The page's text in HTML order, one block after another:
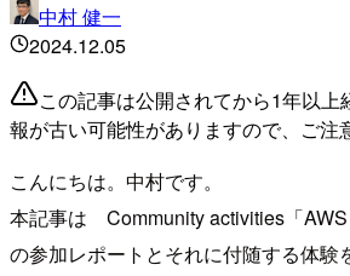
中村 健一
2024.12.05
この記事は公開されてから1年以上
報が古い可能性がありますので、ご注
こんにちは。中村です。
本記事は Community activities「AWS
の参加レポートとそれに付随する体験